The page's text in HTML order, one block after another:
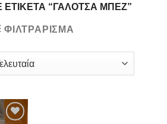
ΕΤΙΚΈΤΑ “ΓΑΛΟΤΣΑ ΜΠΕΖ”
ΦΙΛΤΡΆΡΙΣΜΑ